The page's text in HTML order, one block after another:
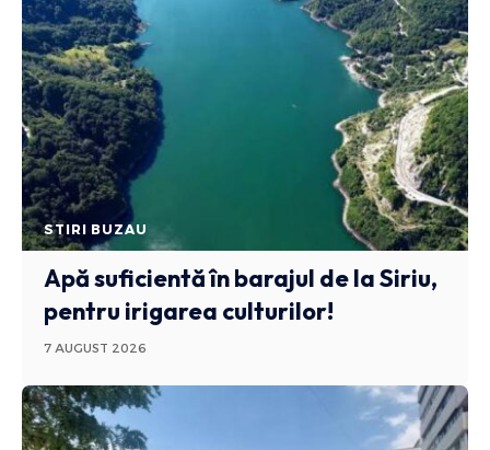
STIRI BUZAU
Apă suficientă în barajul de la Siriu,
pentru irigarea culturilor!
7 AUGUST 2026